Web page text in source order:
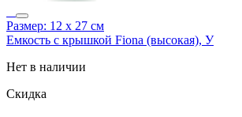
Размер: 12 х 27 см
Емкость с крышкой Fiona (высокая), У
Нет в наличии
Скидка